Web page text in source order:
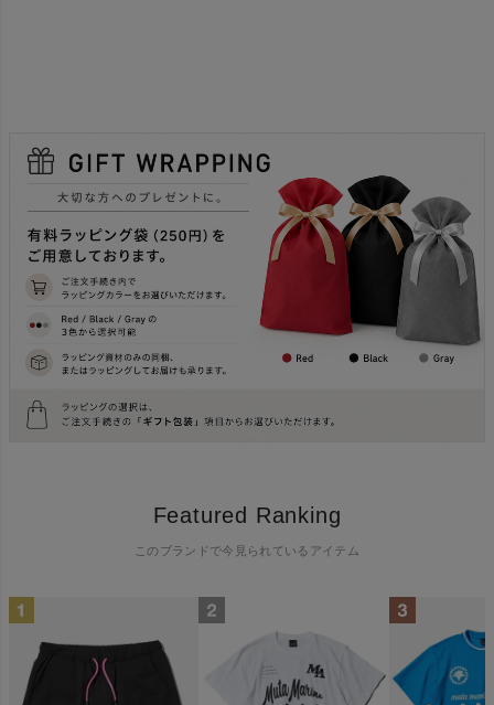
Featured Ranking
このブランドで今見られているアイテム